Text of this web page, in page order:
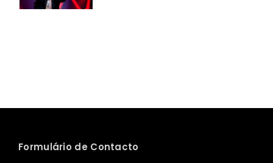
Formulário de Contacto